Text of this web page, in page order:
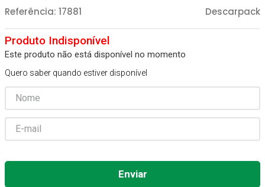
Descarpack
Referência: 17881
Este produto não está disponível no momento
Quero saber quando estiver disponível
3º Luva Latex
4º Littmann
5º Absorvente Geriatrico
6 º Estetoscopio Littmann
Aparelho Pressão
8º Gaze Esteril
9º